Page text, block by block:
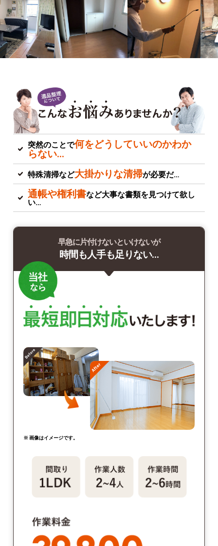
突然のことで何をどうしていいのかわか
らない…
特殊清掃など大掛かりな清掃が必要だ…
通帳や権利書など大事な書類を見つけて欲し
い…
早急に片付けないといけないが
時間も人手も足りない…
※ 画像はイメージです。